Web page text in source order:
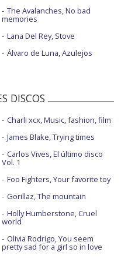
The Avalanches, No bad
memories
Lana Del Rey, Stove
Álvaro de Luna, Azulejos
DISCOS
Charli xcx, Music, fashion, film
James Blake, Trying times
Carlos Vives, El último disco
Vol. 1
Foo Fighters, Your favorite toy
Gorillaz, The mountain
Holly Humberstone, Cruel
world
Olivia Rodrigo, You seem
pretty sad for a girl so in love